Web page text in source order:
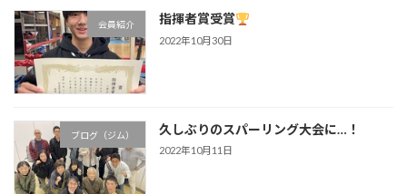
会員紹介 指揮者賞受賞
2022年10月30日
ブログ（ジム） 久しぶりのスパーリング大会に…！
2022年10月11日